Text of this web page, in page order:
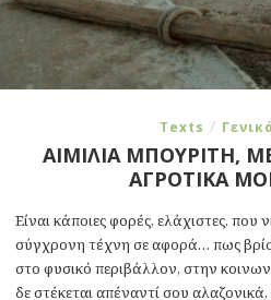
Texts /
ΑΙΜΙΛΙΑ ΜΠΟΥΡΙΤΗ,
ΑΓΡΟΤΙΚΑ
Είναι κάποιες φορές, ελάχιστες, που
σύγχρονη τέχνη σε αφορά… πως
στο φυσικό περιβάλλον, στην
δε στέκεται απέναντί σου